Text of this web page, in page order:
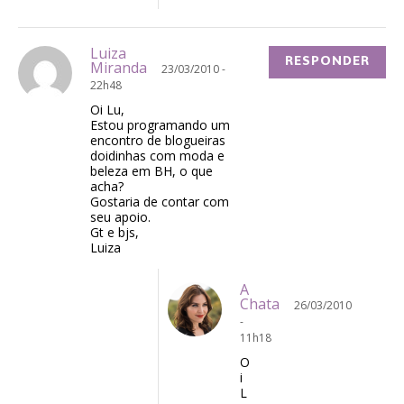
Luiza
Miranda
23/03/2010 -
22h48
Oi Lu,
Estou programando um
encontro de blogueiras
doidinhas com moda e
beleza em BH, o que
acha?
Gostaria de contar com
seu apoio.
Gt e bjs,
Luiza
RESPONDER
A
Chata
26/03/2010
-
11h18
O
i
L